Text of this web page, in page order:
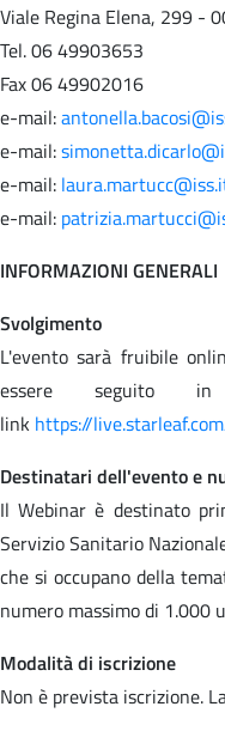
Viale Regina Elena, 299 -
Tel. 06 49903653
Fax 06 49902016
e-mail:
e-mail:
e-mail:
e-mail:
INFORMAZIONI GENERALI
Svolgimento
L'evento sarà fruibile
essere seguito
link https://
Destinatari dell'evento e
Il Webinar è destinato
Servizio Sanitario
che si occupano della
numero massimo di 1.000
Modalità di iscrizione
Non è prevista iscrizione.